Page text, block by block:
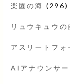
楽園の海 (296)
リュウキュウの
アスリートフォ
AIアナウンサー